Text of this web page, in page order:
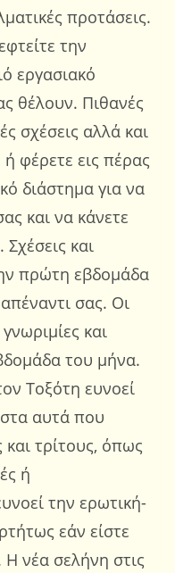
προτάσεις.
την
εργασιακό
θέλουν. Πιθανές
σχέσεις αλλά και
φέρετε εις πέρας
διάστημα για να
και να κάνετε
Σχέσεις και
πρώτη εβδομάδα
σας. Οι
και
του μήνα.
Τοξότη ευνοεί
αυτά που
και τρίτους, όπως
ή
την ερωτική-
εάν είστε
Η νέα σελήνη στις